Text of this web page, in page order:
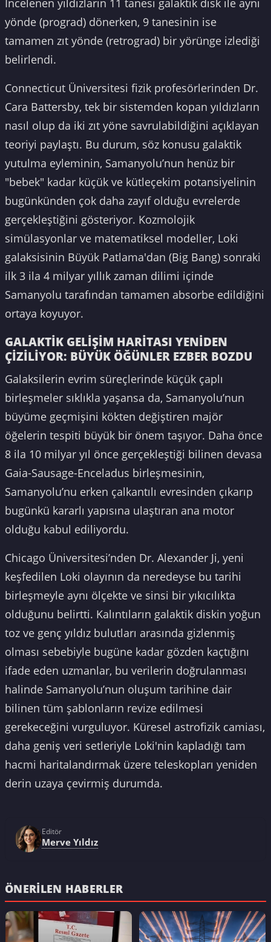
İncelenen yıldızların 11 tanesi galaktik disk ile aynı
yönde (prograd) dönerken, 9 tanesinin ise
tamamen zıt yönde (retrograd) bir yörünge izlediği
belirlendi.
Connecticut Üniversitesi fizik profesörlerinden Dr.
Cara Battersby, tek bir sistemden kopan yıldızların
nasıl olup da iki zıt yöne savrulabildiğini açıklayan
teoriyi paylaştı. Bu durum, söz konusu galaktik
yutulma eyleminin, Samanyolu’nun henüz bir
"bebek" kadar küçük ve kütleçekim potansiyelinin
bugünkünden çok daha zayıf olduğu evrelerde
gerçekleştiğini gösteriyor. Kozmolojik
simülasyonlar ve matematiksel modeller, Loki
galaksisinin Büyük Patlama'dan (Big Bang) sonraki
ilk 3 ila 4 milyar yıllık zaman dilimi içinde
Samanyolu tarafından tamamen absorbe edildiğini
ortaya koyuyor.
GALAKTİK GELİŞİM HARİTASI YENİDEN
ÇİZİLİYOR: BÜYÜK ÖĞÜNLER EZBER BOZDU
Galaksilerin evrim süreçlerinde küçük çaplı
birleşmeler sıklıkla yaşansa da, Samanyolu’nun
büyüme geçmişini kökten değiştiren majör
öğelerin tespiti büyük bir önem taşıyor. Daha önce
8 ila 10 milyar yıl önce gerçekleştiği bilinen devasa
Gaia-Sausage-Enceladus birleşmesinin,
Samanyolu’nu erken çalkantılı evresinden çıkarıp
bugünkü kararlı yapısına ulaştıran ana motor
olduğu kabul ediliyordu.
Chicago Üniversitesi’nden Dr. Alexander Ji, yeni
keşfedilen Loki olayının da neredeyse bu tarihi
birleşmeyle aynı ölçekte ve sinsi bir yıkıcılıkta
olduğunu belirtti. Kalıntıların galaktik diskin yoğun
toz ve genç yıldız bulutları arasında gizlenmiş
olması sebebiyle bugüne kadar gözden kaçtığını
ifade eden uzmanlar, bu verilerin doğrulanması
halinde Samanyolu’nun oluşum tarihine dair
bilinen tüm şablonların revize edilmesi
gerekeceğini vurguluyor. Küresel astrofizik camiası,
daha geniş veri setleriyle Loki'nin kapladığı tam
hacmi haritalandırmak üzere teleskopları yeniden
derin uzaya çevirmiş durumda.
Editör
Merve Yıldız
ÖNERILEN HABERLER